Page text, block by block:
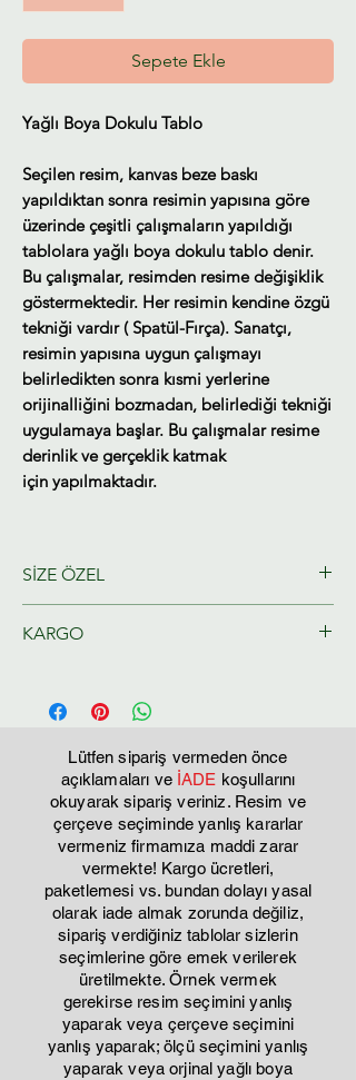
Sepete Ekle
Yağlı Boya Dokulu Tablo
Seçilen resim, kanvas beze baskı
yapıldıktan sonra resimin yapısına göre
üzerinde çeşitli çalışmaların yapıldığı
tablolara yağlı boya dokulu tablo denir.
Bu çalışmalar, resimden resime değişiklik
göstermektedir. Her resimin kendine özgü
tekniği vardır ( Spatül-Fırça). Sanatçı,
resimin yapısına uygun çalışmayı
belirledikten sonra kısmi yerlerine
orijinalliğini bozmadan, belirlediği tekniği
uygulamaya başlar. Bu çalışmalar resime
derinlik ve gerçeklik katmak
için yapılmaktadır.
SİZE ÖZEL
olarak hazırlanacaktır.
KARGO
Lütfen sipariş vermeden önce
açıklamaları ve İADE koşullarını
okuyarak sipariş veriniz. Resim ve
çerçeve seçiminde yanlış kararlar
vermeniz firmamıza maddi zarar
vermekte! Kargo ücretleri,
paketlemesi vs. bundan dolayı yasal
olarak iade almak zorunda değiliz,
sipariş verdiğiniz tablolar sizlerin
seçimlerine göre emek verilerek
üretilmekte. Örnek vermek
gerekirse resim seçimini yanlış
yaparak veya çerçeve seçimini
yanlış yaparak; ölçü seçimini yanlış
yaparak veya orjinal yağlı boya